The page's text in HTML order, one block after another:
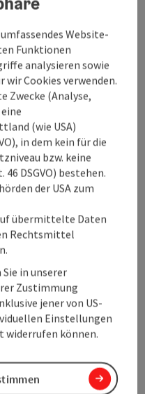
Folge bis zur
Überschreiten
nur mehr wenige ...
Website-
Funktionen
analysieren sowie
Cookies verwenden.
Zwecke (Analyse,
(wie USA)
in dem kein für die
bzw. keine
DSGVO) bestehen.
der USA zum
übermittelte Daten
Rechtsmittel
in unserer
Zustimmung
jener von US-
Einstellungen
widerrufen können.